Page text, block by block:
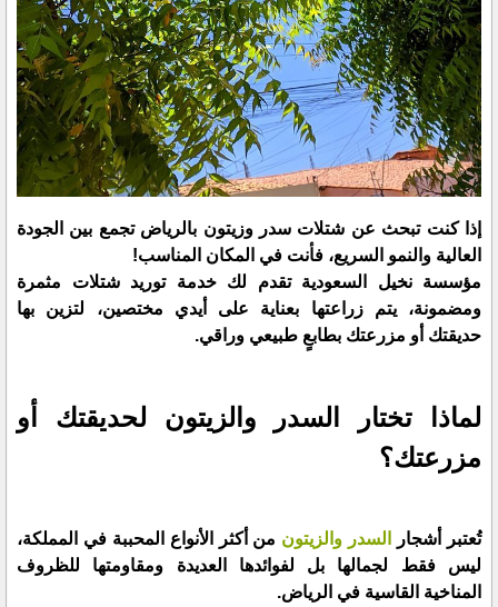
إذا كنت تبحث عن شتلات سدر وزيتون بالرياض تجمع بين الجودة
العالية والنمو السريع، فأنت في المكان المناسب!
مؤسسة نخيل السعودية تقدم لك خدمة توريد شتلات مثمرة
ومضمونة، يتم زراعتها بعناية على أيدي مختصين، لتزين بها
حديقتك أو مزرعتك بطابعٍ طبيعي وراقي.
لماذا تختار السدر والزيتون لحديقتك أو
مزرعتك؟
تُعتبر أشجار السدر والزيتون من أكثر الأنواع المحببة في المملكة،
ليس فقط لجمالها بل لفوائدها العديدة ومقاومتها للظروف
المناخية القاسية في الرياض.